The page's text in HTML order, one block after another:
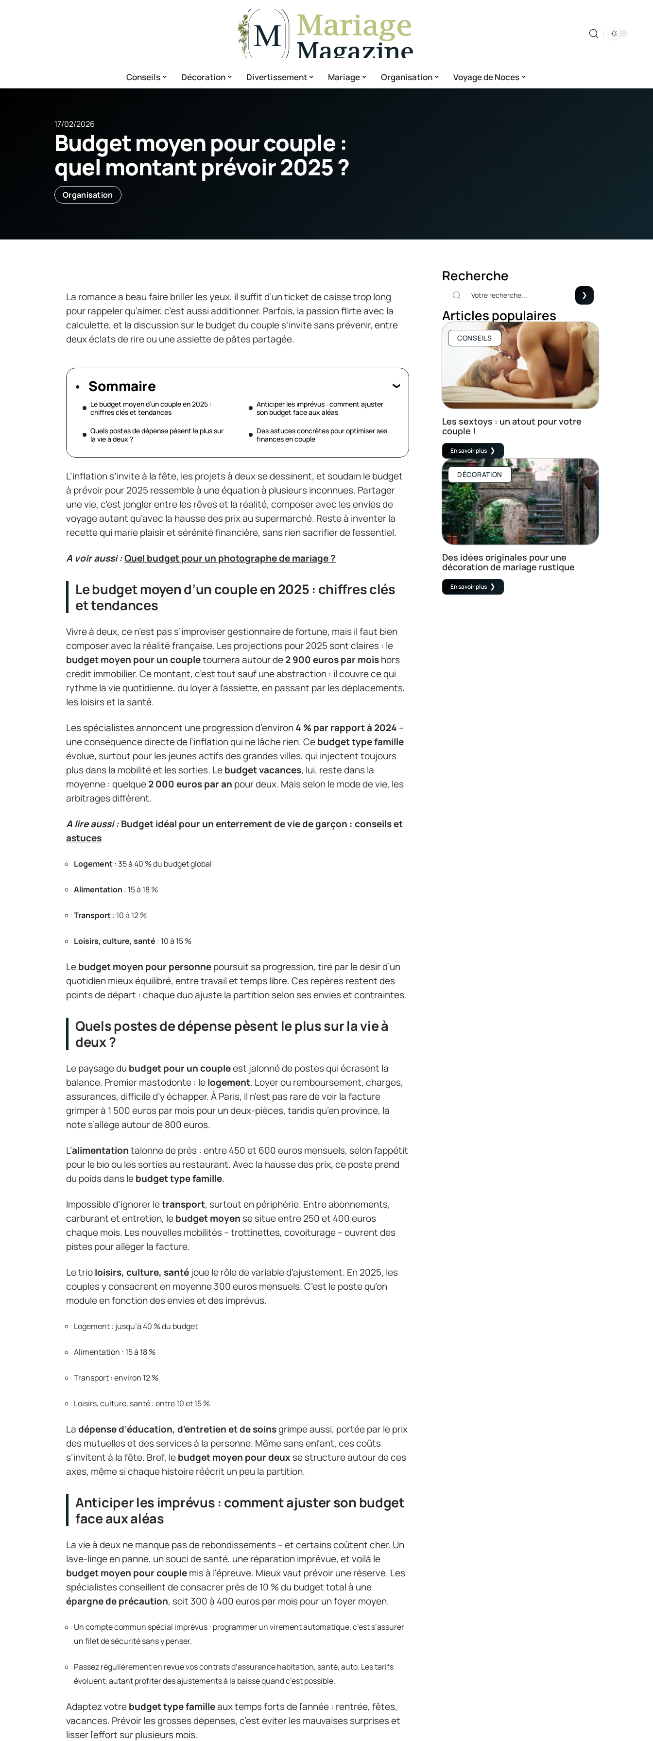
Conseils Décoration Divertissement Mariage Organisation Voyage de Noces
17/02/2026
Budget moyen pour couple :
quel montant prévoir 2025 ?
Organisation
La romance a beau faire briller les yeux, il suffit d’un ticket de caisse trop long
pour rappeler qu’aimer, c’est aussi additionner. Parfois, la passion flirte avec la
calculette, et la discussion sur le budget du couple s’invite sans prévenir, entre
deux éclats de rire ou une assiette de pâtes partagée.
Sommaire
Le budget moyen d’un couple en 2025 :
chiffres clés et tendances
Quels postes de dépense pèsent le plus sur
la vie à deux ?
Anticiper les imprévus : comment ajuster
son budget face aux aléas
Des astuces concrètes pour optimiser ses
finances en couple
L’inflation s’invite à la fête, les projets à deux se dessinent, et soudain le budget
à prévoir pour 2025 ressemble à une équation à plusieurs inconnues. Partager
une vie, c’est jongler entre les rêves et la réalité, composer avec les envies de
voyage autant qu’avec la hausse des prix au supermarché. Reste à inventer la
recette qui marie plaisir et sérénité financière, sans rien sacrifier de l’essentiel.
A voir aussi :Quel budget pour un photographe de mariage ?
Le budget moyen d’un couple en 2025 : chiffres clés
et tendances
Vivre à deux, ce n’est pas s’improviser gestionnaire de fortune, mais il faut bien
composer avec la réalité française. Les projections pour 2025 sont claires : le
budget moyen pour un coupletournera autour de2 900 euros par moishors
crédit immobilier. Ce montant, c’est tout sauf une abstraction : il couvre ce qui
rythme la vie quotidienne, du loyer à l’assiette, en passant par les déplacements,
les loisirs et la santé.
Les spécialistes annoncent une progression d’environ4 % par rapport à 2024 –
une conséquence directe de l’inflation qui ne lâche rien. Cebudget type famille
évolue, surtout pour les jeunes actifs des grandes villes, qui injectent toujours
plus dans la mobilité et les sorties. Lebudget vacances, lui, reste dans la
moyenne : quelque2 000 euros par an pour deux. Mais selon le mode de vie, les
arbitrages diffèrent.
A lire aussi :Budget idéal pour un enterrement de vie de garçon : conseils et
astuces
Logement: 35 à 40 % du budget global
Alimentation : 15 à 18 %
Transport: 10 à 12 %
Loisirs, culture, santé : 10 à 15 %
Lebudget moyen pour personnepoursuit sa progression, tiré par le désir d’un
quotidien mieux équilibré, entre travail et temps libre. Ces repères restent des
points de départ : chaque duo ajuste la partition selon ses envies et contraintes.
Quels postes de dépense pèsent le plus sur la vie à
deux ?
Le paysage du budget pour un coupleest jalonné de postes qui écrasent la
balance. Premier mastodonte : lelogement. Loyer ou remboursement, charges,
assurances, difficile d’y échapper. À Paris, il n’est pas rare de voir la facture
grimper à 1 500 euros par mois pour un deux-pièces, tandis qu’en province, la
note s’allège autour de 800 euros.
L’alimentationtalonne de près : entre 450 et 600 euros mensuels, selon l’appétit
pour le bio ou les sorties au restaurant. Avec la hausse des prix, ce poste prend
du poids dans lebudget type famille.
Impossible d’ignorer letransport, surtout en périphérie. Entre abonnements,
carburant et entretien, lebudget moyen se situe entre 250 et 400 euros
chaque mois. Les nouvelles mobilités – trottinettes, covoiturage – ouvrent des
pistes pour alléger la facture.
Le trioloisirs, culture, santé joue le rôle de variable d’ajustement. En 2025, les
couples y consacrent en moyenne 300 euros mensuels. C’est le poste qu’on
module en fonction des envies et des imprévus.
Logement : jusqu’à 40 % du budget
Alimentation : 15 à 18 %
Transport : environ 12 %
Loisirs, culture, santé : entre 10 et 15 %
Ladépense d’éducation, d’entretien et de soinsgrimpe aussi, portée par le prix
des mutuelles et des services à la personne. Même sans enfant, ces coûts
s’invitent à la fête. Bref, lebudget moyen pour deux se structure autour de ces
axes, même si chaque histoire réécrit un peu la partition.
Anticiper les imprévus : comment ajuster son budget
face aux aléas
La vie à deux ne manque pas de rebondissements – et certains coûtent cher. Un
lave-linge en panne, un souci de santé, une réparation imprévue, et voilà le
budget moyen pour couplemis à l’épreuve. Mieux vaut prévoir une réserve. Les
spécialistes conseillent de consacrer près de 10 % du budget total à une
épargne de précaution, soit 300 à 400 euros par mois pour un foyer moyen.
Un compte commun spécial imprévus : programmer un virement automatique, c’est s’assurer
un filet de sécurité sans y penser.
Passez régulièrement en revue vos contrats d’assurance habitation, santé, auto. Les tarifs
évoluent, autant profiter des ajustements à la baisse quand c’est possible.
Adaptez votrebudget type familleaux temps forts de l’année : rentrée, fêtes,
vacances. Prévoir les grosses dépenses, c’est éviter les mauvaises surprises et
lisser l’effort sur plusieurs mois.
Recherche
Articles populaires
CONSEILS
Les sextoys : un atout pour votre
couple !
En savoir plus
DÉCORATION
Des idées originales pour une
décoration de mariage rustique
En savoir plus